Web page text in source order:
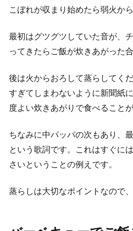
こぼれが収まり始めたら弱火か
最初はグツグツしていた音が、
ってきたらご飯が炊きあがった合
後は火からおろして蒸らしてく
すぎてしまわないように新聞紙
度よい炊きあがりで食べることが
ちなみに中パッパの次もあり、
という歌詞です。これはすぐに
さいということの例えです。
蒸らしは大切なポイントなので